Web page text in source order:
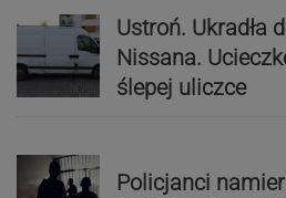
Ustroń. Ukradła
Nissana.
ślepej uliczce
Policjanci